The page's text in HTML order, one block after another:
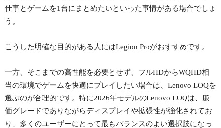
仕事とゲームを1台にまとめたいといった事情がある場合でしょ
う。
こうした明確な目的がある人にはLegion Proがおすすめです。
一方、そこまでの高性能を必要とせず、フルHDからWQHD相
当の環境でゲームを快適にプレイしたい場合は、Lenovo LOQを
選ぶのが合理的です。特に2026年モデルのLenovo LOQは、廉
価グレードでありながらディスプレイや拡張性が強化されてお
り、多くのユーザーにとって最もバランスのよい選択肢になっ